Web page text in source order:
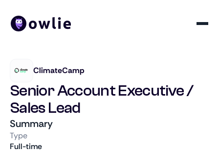
ClimateCamp
Senior Account Executive /
Sales Lead
Summary
Type
Full-time